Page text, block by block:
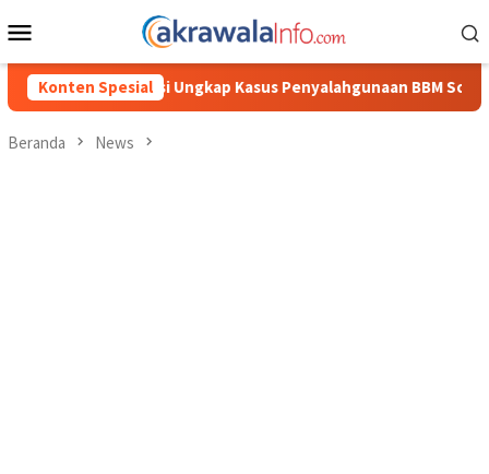
ke
Mobile
Konten Spesial
Penyalahgunaan BBM Solar Subsidi, Kasat Reskrim
Beranda News